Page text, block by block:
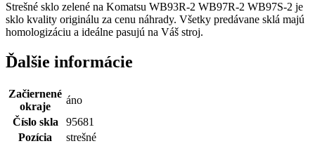
Strešné sklo zelené na Komatsu WB93R-2 WB97R-2 WB97S-2 je
sklo kvality originálu za cenu náhrady. Všetky predávane sklá majú
homologizáciu a ideálne pasujú na Váš stroj.
Ďalšie informácie
Začiernené
okraje
áno
Číslo skla
95681
Pozícia
strešné